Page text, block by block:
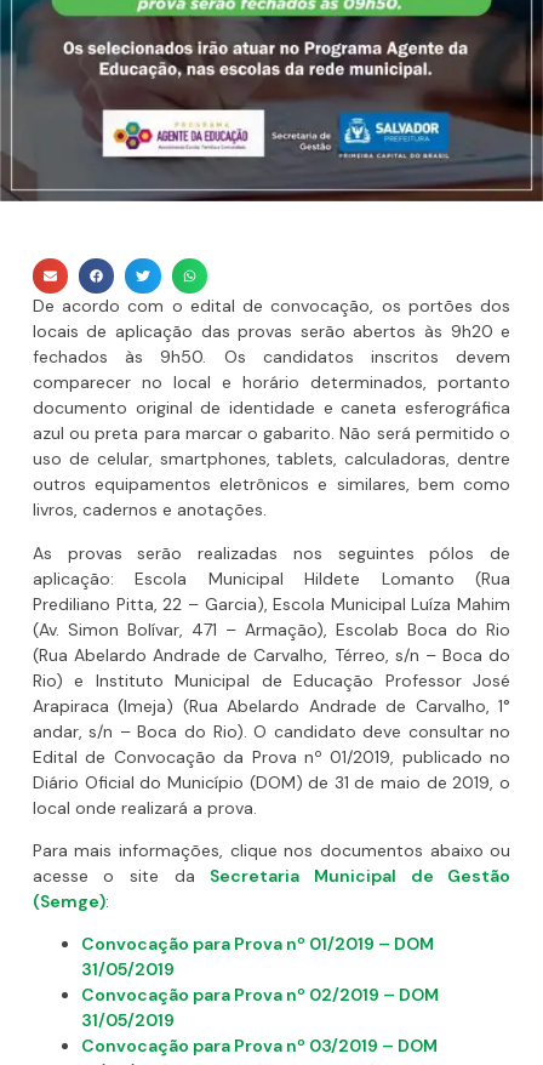
De acordo com o edital de convocação, os portões dos
locais de aplicação das provas serão abertos às 9h20 e
fechados às 9h50. Os candidatos inscritos devem
comparecer no local e horário determinados, portanto
documento original de identidade e caneta esferográfica
azul ou preta para marcar o gabarito. Não será permitido o
uso de celular, smartphones, tablets, calculadoras, dentre
outros equipamentos eletrônicos e similares, bem como
livros, cadernos e anotações.
As provas serão realizadas nos seguintes pólos de
aplicação: Escola Municipal Hildete Lomanto (Rua
Prediliano Pitta, 22 – Garcia), Escola Municipal Luíza Mahim
(Av. Simon Bolívar, 471 – Armação), Escolab Boca do Rio
(Rua Abelardo Andrade de Carvalho, Térreo, s/n – Boca do
Rio) e Instituto Municipal de Educação Professor José
Arapiraca (Imeja) (Rua Abelardo Andrade de Carvalho, 1°
andar, s/n – Boca do Rio). O candidato deve consultar no
Edital de Convocação da Prova nº 01/2019, publicado no
Diário Oficial do Município (DOM) de 31 de maio de 2019, o
local onde realizará a prova.
Para mais informações, clique nos documentos abaixo ou
acesse o site da Secretaria Municipal de Gestão
(Semge):
Convocação para Prova nº 01/2019 – DOM
31/05/2019
Convocação para Prova nº 02/2019 – DOM
31/05/2019
Convocação para Prova nº 03/2019 – DOM